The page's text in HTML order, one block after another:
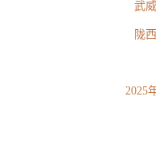
武
陇
2025